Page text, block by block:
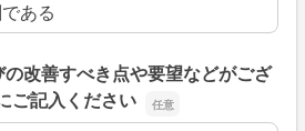
ある
改善すべき点や要望などがござ
ご記入ください